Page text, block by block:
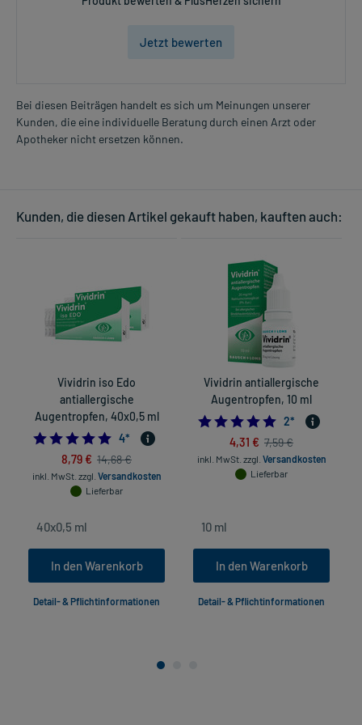
Jetzt bewerten
Bei diesen Beiträgen handelt es sich um Meinungen unserer
Kunden, die eine individuelle Beratung durch einen Arzt oder
Apotheker nicht ersetzen können.
Kunden, die diesen Artikel gekauft haben, kauften auch:
Vividrin iso Edo
antiallergische
Augentropfen, 40x0,5 ml
5.0
4*
8,79 € 14,68 €
inkl. MwSt. zzgl. Versandkosten
Lieferbar
In den Warenkorb
Detail- & Pflichtinformationen
Vividrin antiallergische
Augentropfen, 10 ml
5.0
2*
4,31 € 7,59 €
inkl. MwSt. zzgl. Versandkosten
Lieferbar
In den Warenkorb
Detail- & Pflichtinformationen